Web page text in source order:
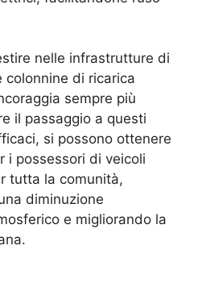
nelle infrastrutture di
colonnine di ricarica
sempre più
il passaggio a questi
si possono ottenere
i possessori di veicoli
tutta la comunità,
diminuzione
e migliorando la